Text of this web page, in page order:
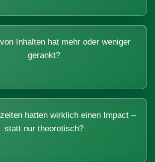
Inhalten hat mehr oder weniger
gerankt?
hatten wirklich einen Impact –
statt nur theoretisch?